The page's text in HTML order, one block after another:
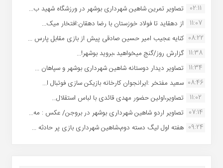
02:11
تصاویر تمرین شاهین شهردارى بوشهر در ورزشگاه شهید ب...
11:07
از دهقاید تا فولاد خوزستان با رضا دهقان:افتخار میک...
08:22 کنایه عجیب امیر حسین صادقی پیش از بازی مقابل پارس ...
11:38 گزارش روز/گنج میخواهید ،بروید بوشهر!...
11:34 تصاویر دیدار دوستانه شاهین شهردارى بوشهر و سپاهان ...
08:46 سعید مفتخر :ایرانجوان کارخانه بازیکن سازی فوتبال ا...
11:02
تصاویر،اولین حضور مهدی قائدی با لباس استقلال...
07:14 تصاویر اردو شاهین شهرداری بوشهر در بروجن/ عکس : مه...
09:24 هفته اول لیگ دسته دوم،شاهین شهرداری بازی پر حادثه ...